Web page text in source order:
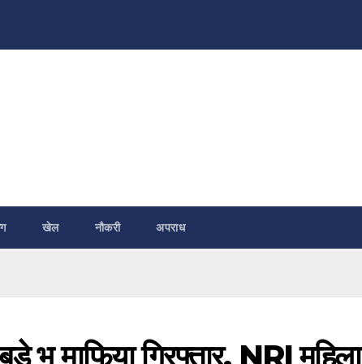
खेल नौकरी अपराध